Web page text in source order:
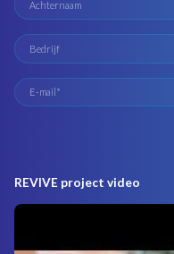
REVIVE project video